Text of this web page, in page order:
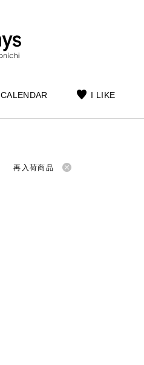
CALENDAR I LIKE
再入荷商品